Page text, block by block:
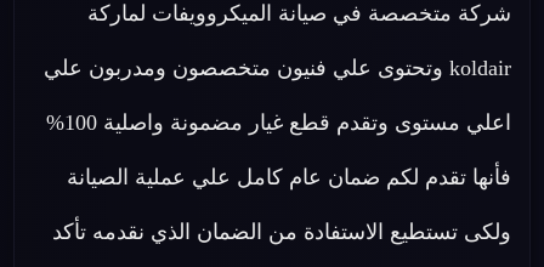
شركة متخصصة في صيانة الميكروويفات لماركة
koldair وتحتوى علي فنيون متخصصون ومدربون علي
اعلي مستوى وتقدم قطع غيار مضمونة واصلية 100%
فأنها تقدم لكم ضمان عام كامل علي عملية الصيانة
ولكى تستطيع الاستفادة من الضمان الذي نقدمه تأكد